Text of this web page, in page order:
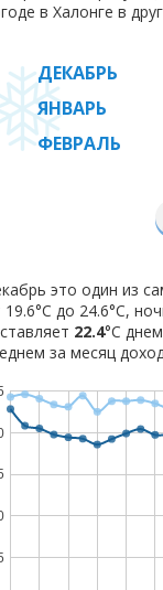
в Халонге в
ДЕКАБРЬ
ЯНВАРЬ
ФЕВРАЛЬ
это один из
19.6°C до 24.6°C,
22.4°C
за месяц